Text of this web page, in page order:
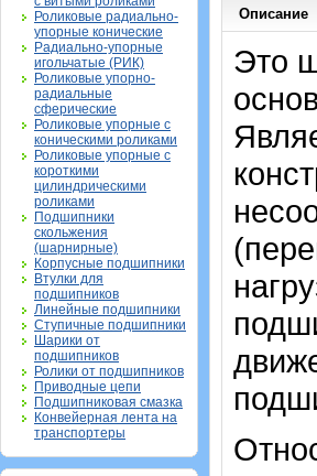
Роликовые радиально-
упорные конические
Радиально-упорные
игольчатые (РИК)
Роликовые упорно-
радиальные
сферические
Роликовые упорные с
коническими роликами
Роликовые упорные с
короткими
цилиндрическими
роликами
Подшипники
скольжения
(шарнирные)
Корпусные подшипники
Втулки для
подшипников
Линейные подшипники
Ступичные подшипники
Шарики от
подшипников
Ролики от подшипников
Приводные цепи
Подшипниковая смазка
Конвейерная лента на
транспортеры
Описание
Это